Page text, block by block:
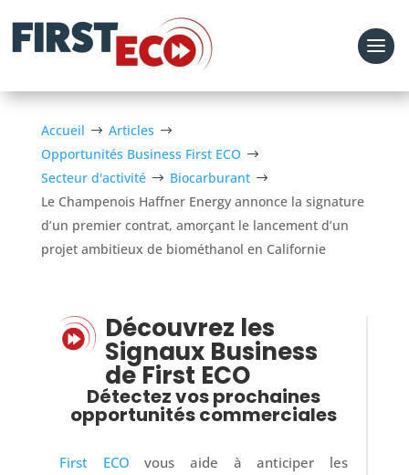
Accueil $ Articles $
Opportunités Business First ECO $
Secteur d'activité $ Biocarburant $
Le Champenois Haffner Energy annonce la signature
d’un premier contrat, amorçant le lancement d’un
projet ambitieux de biométhanol en Californie
Découvrez les
Signaux Business
de First ECO
Détectez vos prochaines
opportunités commerciales
First ECO vous aide à anticiper les